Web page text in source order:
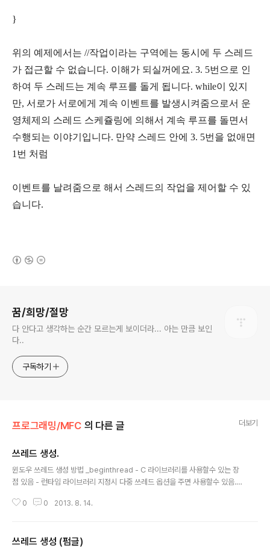
}
위의 예제에서는 //작업이라는 구역에는 동시에 두 스레드
가 접근할 수 없습니다. 이해가 되실꺼에요. 3. 5번으로 인
하여 두 스레드는 계속 루프를 돌게 됩니다. while이 있지
만, 서로가 서로에게 계속 이벤트를 발생시켜줌으로서 운
영체제의 스레드 스케쥴링에 의해서 계속 루프를 돌면서
수행되는 이야기입니다. 만약 스레드 안에 3. 5번을 없애면
1번 처럼
이벤트를 날려줌으로 해서 스레드의 작업을 제어할 수 있
습니다.
꿈/희망/절망
다 안다고 생각하는 순간 모르는게 보이더라... 아는 만큼 보인
다..
구독하기
프로그래밍/MFC 의 다른 글 더보기
쓰레드 생성.
윈도우 쓰레드 생성 방법 _beginthread - C 라이브러리를 사용할수 있는 장
점 있음 - 런타임 라이브러리 지정시 다중 쓰레드 옵션을 주면 사용할수 있음. -
xitThread함수 호출 - UI 관련 함수 , 윈도우 컨트롤 사용시 알수 없는 문제가
쓰레드로 구분. 0 작업쓰레드 생성시 AfxBeginThread 사용. - 작업 쓰레드
0 0 2013. 8. 14.
쓰레드 생성 (펌글)